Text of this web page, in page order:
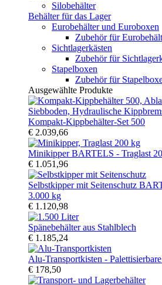
Silobehälter
Behälter für das Lager
Eurobehälter und Euroboxen
Zubehör für
Sichtlagerkästen
Zubehör für
Stapelboxen
Zubehör für
Ausgewählte Produkte
Kompakt-Kippbehälter-Set 500
€ 2.039,66
Minikipper BARTELS - Traglast
€ 1.051,96
Selbstkipper mit Seitenschutz
3.000 kg
€ 1.120,98
Spänebehälter aus Stahlblech
€ 1.185,24
Alu-Transportkisten -
€ 178,50